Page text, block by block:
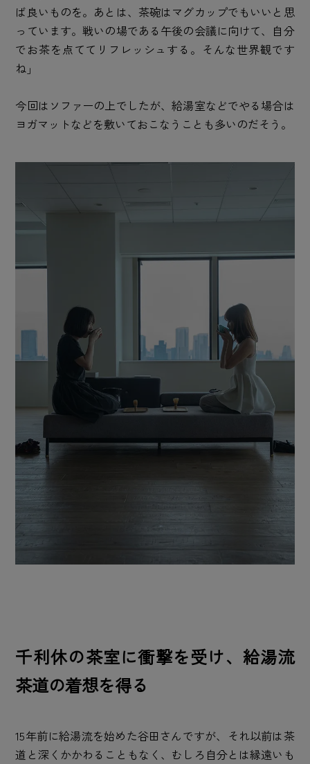
ば良いものを。あとは、茶碗はマグカップでもいいと思
っています。戦いの場である午後の会議に向けて、自分
でお茶を点ててリフレッシュする。そんな世界観です
ね」
今回はソファーの上でしたが、給湯室などでやる場合は
ヨガマットなどを敷いておこなうことも多いのだそう。
千利休の茶室に衝撃を受け、給湯流
茶道の着想を得る
15年前に給湯流を始めた谷田さんですが、それ以前は茶
道と深くかかわることもなく、むしろ自分とは縁遠いも